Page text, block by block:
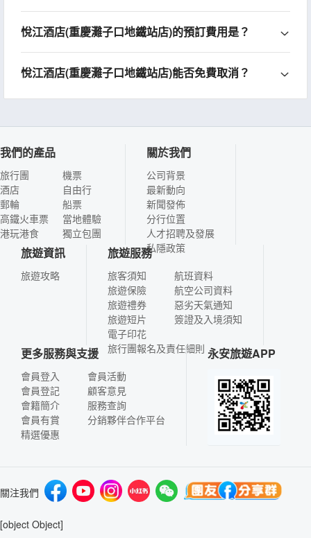
悅江酒店(重慶灘子口地鐵站店)的預訂費用是？
悅江酒店(重慶灘子口地鐵站店)能否免費取消？
我們的產品
旅行團
酒店
郵輪
高鐵火車票
港玩港食
機票
自由行
船票
當地體驗
獨立包團
關於我們
公司背景
最新動向
新聞發佈
分行位置
人才招聘及發展
私隱政策
旅遊資訊
旅遊攻略
旅遊服務
旅客須知
旅遊保險
旅遊禮券
旅遊短片
電子印花
航班資料
航空公司資料
惡劣天氣通知
簽證及入境須知
旅行團報名及責任細則
更多服務與支援
會員登入
會員登記
會籍簡介
會員有賞
精選優惠
會員活動
顧客意見
服務查詢
分銷夥伴合作平台
永安旅遊APP
關注我們
[object Object]